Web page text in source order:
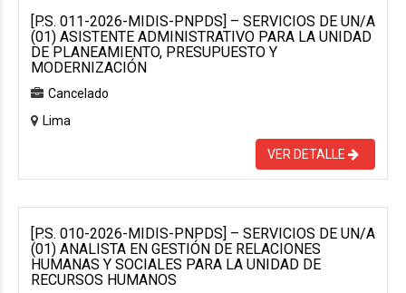
[P.S. 011-2026-MIDIS-PNPDS] – SERVICIOS DE UN/A
(01) ASISTENTE ADMINISTRATIVO PARA LA UNIDAD
DE PLANEAMIENTO, PRESUPUESTO Y
MODERNIZACIÓN
Cancelado
Lima
VER DETALLE
[P.S. 010-2026-MIDIS-PNPDS] – SERVICIOS DE UN/A
(01) ANALISTA EN GESTIÓN DE RELACIONES
HUMANAS Y SOCIALES PARA LA UNIDAD DE
RECURSOS HUMANOS